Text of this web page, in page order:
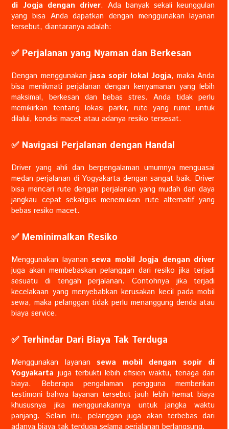
di Jogja dengan driver. Ada banyak sekali keunggulan
yang bisa Anda dapatkan dengan menggunakan layanan
tersebut, diantaranya adalah:
✅️ Perjalanan yang Nyaman dan Berkesan
Dengan menggunakan jasa sopir lokal Jogja, maka Anda
bisa menikmati perjalanan dengan kenyamanan yang lebih
maksimal, berkesan dan bebas stres. Anda tidak perlu
memikirkan tentang lokasi parkir, rute yang rumit untuk
dilalui, kondisi macet atau adanya resiko tersesat.
✅️ Navigasi Perjalanan dengan Handal
Driver yang ahli dan berpengalaman umumnya menguasai
medan perjalanan di Yogyakarta dengan sangat baik. Driver
bisa mencari rute dengan perjalanan yang mudah dan daya
jangkau cepat sekaligus menemukan rute alternatif yang
bebas resiko macet.
✅️ Meminimalkan Resiko
Menggunakan layanansewa mobil Jogja dengan driver
juga akan membebaskan pelanggan dari resiko jika terjadi
sesuatu di tengah perjalanan. Contohnya jika terjadi
kecelakaan yang menyebabkan kerusakan kecil pada mobil
sewa, maka pelanggan tidak perlu menanggung denda atau
biaya service.
✅️ Terhindar Dari Biaya Tak Terduga
Menggunakan layanansewa mobil dengan sopir di
Yogyakarta juga terbukti lebih efisien waktu, tenaga dan
biaya. Beberapa pengalaman pengguna memberikan
testimoni bahwa layanan tersebut jauh lebih hemat biaya
khususnya jika menggunakannya untuk jangka waktu
panjang. Selain itu, pelanggan juga akan terbebas dari
adanya biaya tak terduga selama perjalanan berlangsung.